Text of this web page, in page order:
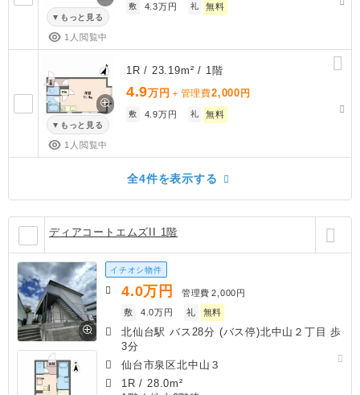
もっと見る
1人閲覧中
敷 4.3万円 礼 無料
もっと見る
1人閲覧中
1R / 23.19m² / 1階
4.9万円 ＋管理費2,000 円
敷 4.9万円 礼 無料
全4件を表示する
ディアコートエムズII 1階
イチオシ物件
4.0万円 管理費 2,000円
敷
4.0万円 礼 無料
北仙台駅 バス28分 (バス停)北中山２丁目 歩
3分
仙台市泉区北中山３
1R / 28.0m²